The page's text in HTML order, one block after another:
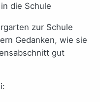
zur Schule
Gedanken, wie sie
gut